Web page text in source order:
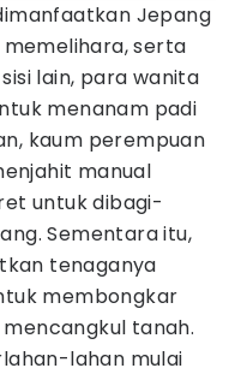
Jepang
serta
lain, para wanita
menanam padi
kaum perempuan
manual
untuk dibagi-
Sementara itu,
tenaganya
membongkar
tanah.
lahan mulai